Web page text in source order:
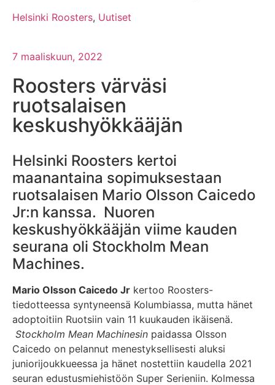
Helsinki Roosters, Uutiset
7 maaliskuun, 2022
Roosters värväsi
ruotsalaisen
keskushyökkääjän
Helsinki Roosters kertoi
maanantaina sopimuksestaan
ruotsalaisen Mario Olsson Caicedo
Jr:n kanssa. Nuoren
keskushyökkääjän viime kauden
seurana oli Stockholm Mean
Machines.
Mario Olsson Caicedo Jr kertoo Roosters-
tiedotteessa syntyneensä Kolumbiassa, mutta hänet
adoptoitiin Ruotsiin vain 11 kuukauden ikäisenä.
Stockholm Mean Machinesin paidassa Olsson
Caicedo on pelannut menestyksellisesti aluksi
juniorijoukkueessa ja hänet nostettiin kaudella 2021
seuran edustusmiehistöön Super Serieniin. Kolmessa